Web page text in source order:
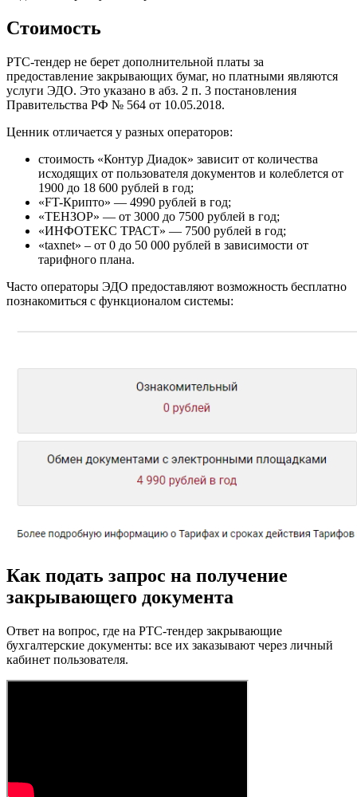
Стоимость
РТС-тендер не берет дополнительной платы за
предоставление закрывающих бумаг, но платными являются
услуги ЭДО. Это указано в абз. 2 п. 3 постановления
Правительства РФ № 564 от 10.05.2018.
Ценник отличается у разных операторов:
стоимость «Контур Диадок» зависит от количества
исходящих от пользователя документов и колеблется от
1900 до 18 600 рублей в год;
«FT-Крипто» — 4990 рублей в год;
«ТЕНЗОР» — от 3000 до 7500 рублей в год;
«ИНФОТЕКС ТРАСТ» — 7500 рублей в год;
«taxnet» – от 0 до 50 000 рублей в зависимости от
тарифного плана.
Часто операторы ЭДО предоставляют возможность бесплатно
познакомиться с функционалом системы:
Как подать запрос на получение
закрывающего документа
Ответ на вопрос, где на РТС-тендер закрывающие
бухгалтерские документы: все их заказывают через личный
кабинет пользователя.